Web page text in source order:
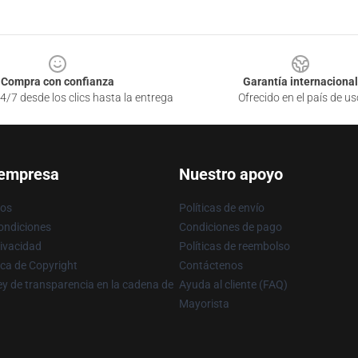
Compra con confianza
7 desde los clics hasta la entrega
Garantía internacional
Ofrecido en el país de
de Copyright
de transparencia en la cadena de
Nuestro apoyo
Políticas de envío
Condiciones de pago
Políticas de reembolso
Contáctenos
Ayuda al cliente (FAQ)
Mayorista